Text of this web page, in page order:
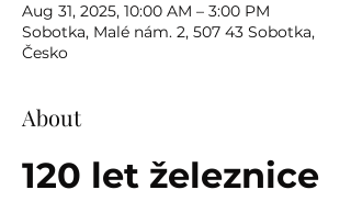
Aug 31, 2025, 10:00 AM – 3:00 PM
Sobotka, Malé nám. 2, 507 43 Sobotka,
Česko
About
120 let železnice